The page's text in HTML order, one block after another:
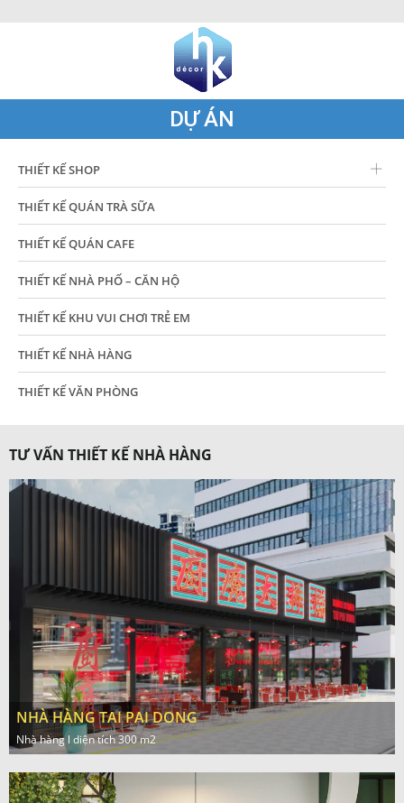
DỰ ÁN
THIẾT KẾ SHOP
THIẾT KẾ QUÁN TRÀ SỮA
THIẾT KẾ QUÁN CAFE
THIẾT KẾ NHÀ PHỐ – CĂN HỘ
THIẾT KẾ KHU VUI CHƠI TRẺ EM
THIẾT KẾ NHÀ HÀNG
THIẾT KẾ VĂN PHÒNG
TƯ VẤN THIẾT KẾ NHÀ HÀNG
NHÀ HÀNG TAI PAI DONG
Nhà hàng l diện tích 300 m2